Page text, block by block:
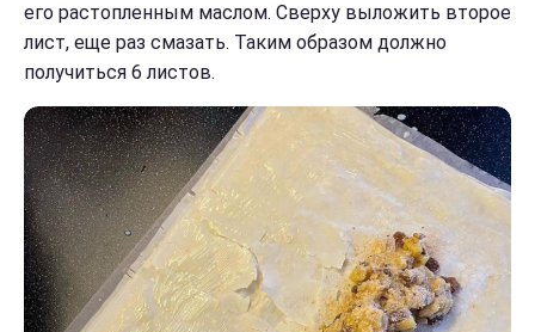
его растопленным маслом. Сверху выложить второе
лист, еще раз смазать. Таким образом должно
получиться 6 листов.